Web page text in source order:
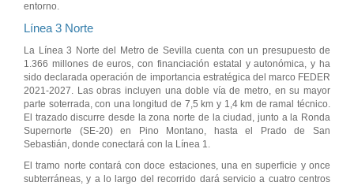
entorno.
Línea 3 Norte
La Línea 3 Norte del Metro de Sevilla cuenta con un presupuesto de
1.366 millones de euros, con financiación estatal y autonómica, y ha
sido declarada operación de importancia estratégica del marco FEDER
2021-2027. Las obras incluyen una doble vía de metro, en su mayor
parte soterrada, con una longitud de 7,5 km y 1,4 km de ramal técnico.
El trazado discurre desde la zona norte de la ciudad, junto a la Ronda
Supernorte (SE-20) en Pino Montano, hasta el Prado de San
Sebastián, donde conectará con la Línea 1.
El tramo norte contará con doce estaciones, una en superficie y once
subterráneas, y a lo largo del recorrido dará servicio a cuatro centros